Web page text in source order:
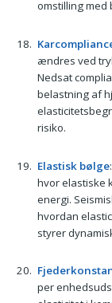
omstilling
ændres ved
Nedsat
belastning af
risiko.
Elastisk bølge
hvor elastiske
energi.
hvordan
styrer
per